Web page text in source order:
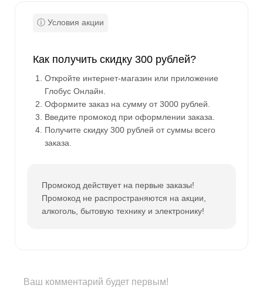
Как получить скидку 300 рублей?
Откройте интернет-магазин или приложение
Глобус Онлайн.
Оформите заказ на сумму от 3000 рублей.
Введите промокод при оформлении заказа.
Получите скидку 300 рублей от суммы всего
заказа.
Промокод действует на первые заказы!
Промокод не распространяются на акции,
алкоголь, бытовую технику и электронику!
Ваш комментарий будет первым!